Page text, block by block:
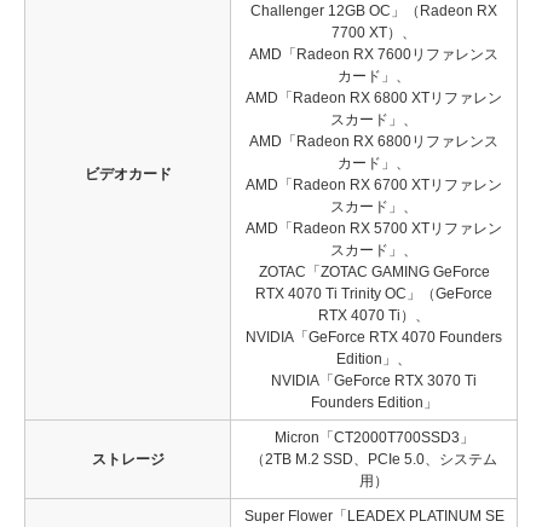
ビデオカード
Challenger 12GB OC」（Radeon RX
7700 XT）、
AMD「Radeon RX 7600リファレンス
カード」、
AMD「Radeon RX 6800 XTリファレン
スカード」、
AMD「Radeon RX 6800リファレンス
カード」、
AMD「Radeon RX 6700 XTリファレン
スカード」、
AMD「Radeon RX 5700 XTリファレン
スカード」、
ZOTAC「ZOTAC GAMING GeForce
RTX 4070 Ti Trinity OC」（GeForce
RTX 4070 Ti）、
NVIDIA「GeForce RTX 4070 Founders
Edition」、
NVIDIA「GeForce RTX 3070 Ti
Founders Edition」
ストレージ
Micron「CT2000T700SSD3」
（2TB M.2 SSD、PCIe 5.0、システム
用）
Super Flower「LEADEX PLATINUM SE